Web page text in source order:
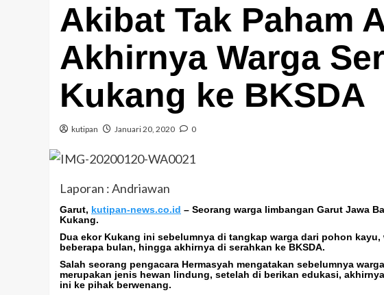
Akibat Tak Paham
Akhirnya Warga
Kukang ke BKSDA
kutipan Januari 20, 2020 0
Laporan : Andriawan
Garut, kutipan-news.co.id – Seorang warga limbangan Garut Jawa
Kukang.
Dua ekor Kukang ini sebelumnya di tangkap warga dari pohon
beberapa bulan, hingga akhirnya di serahkan ke BKSDA.
Salah seorang pengacara Hermasyah mengatakan sebelumnya
merupakan jenis hewan lindung, setelah di berikan edukasi,
ini ke pihak berwenang.